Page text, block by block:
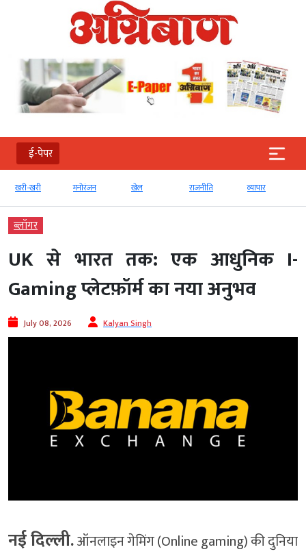
ई-पेपर
खरी-खरी मनोरंजन खेल राजनीति व्‍यापार
ब्‍लॉगर
UK से भारत तक: एक आधुनिक I-
Gaming प्लेटफ़ॉर्म का नया अनुभव
July 08, 2026 Kalyan Singh
नई दिल्ली.ऑनलाइन गेमिंग (Online gaming) की दुनिया